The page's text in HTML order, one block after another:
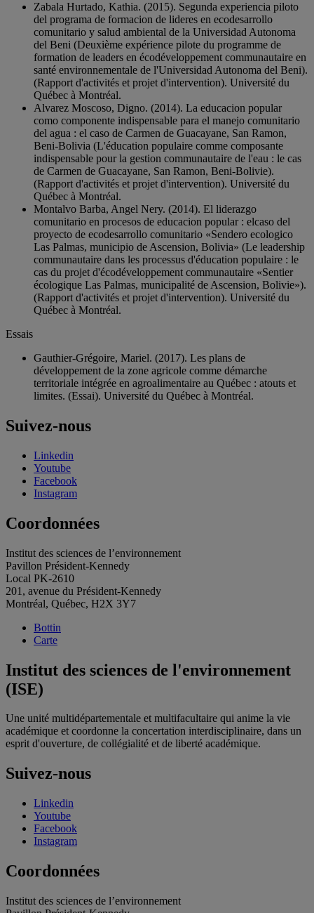
Zabala Hurtado, Kathia. (2015). Segunda experiencia piloto
del programa de formacion de lideres en ecodesarrollo
comunitario y salud ambiental de la Universidad Autonoma
del Beni (Deuxième expérience pilote du programme de
formation de leaders en écodéveloppement communautaire en
santé environnementale de l'Universidad Autonoma del Beni).
(Rapport d'activités et projet d'intervention). Université du
Québec à Montréal.
Alvarez Moscoso, Digno. (2014). La educacion popular
como componente indispensable para el manejo comunitario
del agua : el caso de Carmen de Guacayane, San Ramon,
Beni-Bolivia (L'éducation populaire comme composante
indispensable pour la gestion communautaire de l'eau : le cas
de Carmen de Guacayane, San Ramon, Beni-Bolivie).
(Rapport d'activités et projet d'intervention). Université du
Québec à Montréal.
Montalvo Barba, Angel Nery. (2014). El liderazgo
comunitario en procesos de educacion popular : elcaso del
proyecto de ecodesarrollo comunitario «Sendero ecologico
Las Palmas, municipio de Ascension, Bolivia» (Le leadership
communautaire dans les processus d'éducation populaire : le
cas du projet d'écodéveloppement communautaire «Sentier
écologique Las Palmas, municipalité de Ascension, Bolivie»).
(Rapport d'activités et projet d'intervention). Université du
Québec à Montréal.
Essais
Gauthier-Grégoire, Mariel. (2017). Les plans de
développement de la zone agricole comme démarche
territoriale intégrée en agroalimentaire au Québec : atouts et
limites. (Essai). Université du Québec à Montréal.
Suivez-nous
Linkedin
Youtube
Facebook
Instagram
Coordonnées
Institut des sciences de l’environnement
Pavillon Président-Kennedy
Local PK-2610
201, avenue du Président-Kennedy
Montréal, Québec, H2X 3Y7
Bottin
Carte
Institut des sciences de l'environnement
(ISE)
Une unité multidépartementale et multifacultaire qui anime la vie
académique et coordonne la concertation interdisciplinaire, dans un
esprit d'ouverture, de collégialité et de liberté académique.
Suivez-nous
Linkedin
Youtube
Facebook
Instagram
Coordonnées
Institut des sciences de l’environnement